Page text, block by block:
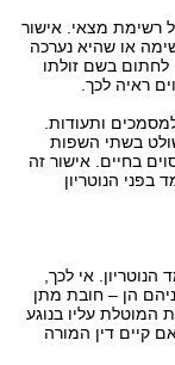
רשימת מצאי. אישור
או שהיא נערכה
לחתום בשם זולתו
ראיה לכך.
ותעודות.
שולט בשתי השפות
בחיים. אישור זה
בפני הנוטריון
אי לכך,
הן – חובת מתן
המוטלת עליו בנוגע
קיים דין המורה